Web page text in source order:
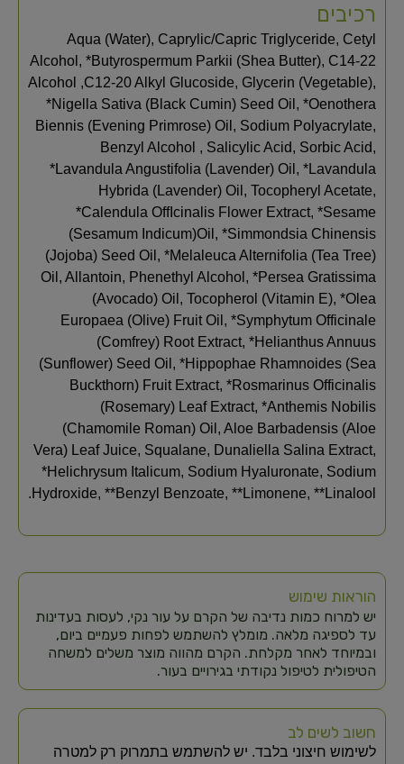
רכיבים
Aqua (Water), Caprylic/Capric Triglyceride, Cetyl
Alcohol, *Butyrospermum Parkii (Shea Butter), C14-22
Alcohol ,C12-20 Alkyl Glucoside, Glycerin (Vegetable),
*Nigella Sativa (Black Cumin) Seed Oil, *Oenothera
Biennis (Evening Primrose) Oil, Sodium Polyacrylate,
Benzyl Alcohol , Salicylic Acid, Sorbic Acid,
*Lavandula Angustifolia (Lavender) Oil, *Lavandula
Hybrida (Lavender) Oil, Tocopheryl Acetate,
*Calendula OffIcinalis Flower Extract, *Sesame
(Sesamum Indicum)Oil, *Simmondsia Chinensis
(Jojoba) Seed Oil, *Melaleuca Alternifolia (Tea Tree)
Oil, Allantoin, Phenethyl Alcohol, *Persea Gratissima
(Avocado) Oil, Tocopherol (Vitamin E), *Olea
Europaea (Olive) Fruit Oil, *Symphytum Officinale
(Comfrey) Root Extract, *Helianthus Annuus
(Sunflower) Seed Oil, *Hippophae Rhamnoides (Sea
Buckthorn) Fruit Extract, *Rosmarinus Officinalis
(Rosemary) Leaf Extract, *Anthemis Nobilis
(Chamomile Roman) Oil, Aloe Barbadensis (Aloe
Vera) Leaf Juice, Squalane, Dunaliella Salina Extract,
*Helichrysum Italicum, Sodium Hyaluronate, Sodium
Hydroxide, **Benzyl Benzoate, **Limonene, **Linalool.
הוראות שימוש
יש למרוח כמות נדיבה של הקרם על עור נקי, לעסות בעדינות
עד לספיגה מלאה. מומלץ להשתמש לפחות פעמיים ביום,
ובמיוחד לאחר מקלחת. הקרם מהווה מוצר משלים למשחה
הטיפולית לטיפול נקודתי בגירויים בעור.
חשוב לשים לב
לשימוש חיצוני בלבד. יש להשתמש בתמרוק רק למטרה